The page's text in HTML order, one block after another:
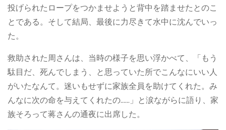
投げられたロープをつかませようと背中を踏ませたとのこ
とである。そして結局、最後に力尽きて水中に沈んでいっ
た。
救助された周さんは、当時の様子を思い浮かべて、「もう
駄目だ、死んでしまう、と思っていた所でこんなにいい人
がいたなんて。迷いもせずに家族全員を助けてくれた。み
んなに次の命を与えてくれたの……」と涙ながらに語り、家
族そろって蒋さんの通夜に出席した。